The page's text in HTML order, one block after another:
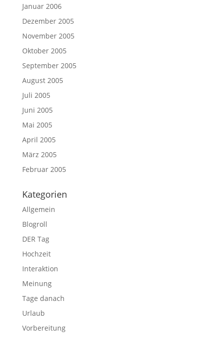
Januar 2006
Dezember 2005
November 2005
Oktober 2005
September 2005
August 2005
Juli 2005
Juni 2005
Mai 2005
April 2005
März 2005
Februar 2005
Kategorien
Allgemein
Blogroll
DER Tag
Hochzeit
Interaktion
Meinung
Tage danach
Urlaub
Vorbereitung